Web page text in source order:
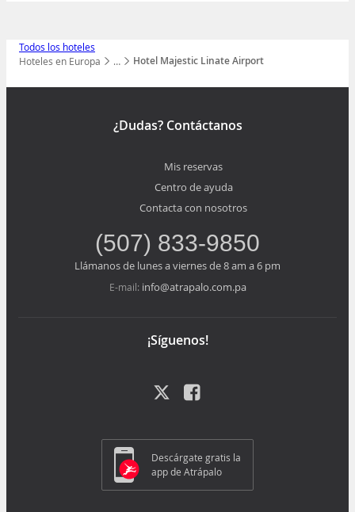
Todos los hoteles
…
Mostrar todos los niveles
Hoteles en Europa Hotel Majestic Linate Airport
¿Dudas? Contáctanos
Mis reservas
Centro de ayuda
Contacta con nosotros
(507) 833-9850
Llámanos de lunes a viernes de 8 am a 6 pm
E-mail: info@atrapalo.com.pa
¡Síguenos!
Descárgate gratis la
app de Atrápalo